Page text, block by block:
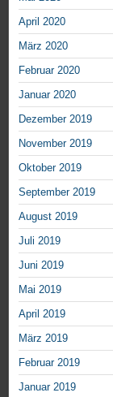
April 2020
März 2020
Februar 2020
Januar 2020
Dezember 2019
November 2019
Oktober 2019
September 2019
August 2019
Juli 2019
Juni 2019
Mai 2019
April 2019
März 2019
Februar 2019
Januar 2019